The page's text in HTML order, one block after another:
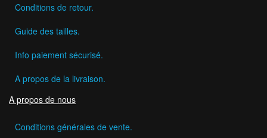
Conditions de retour.
Guide des tailles.
Info paiement sécurisé.
A propos de la livraison.
A propos de nous
Conditions générales de vente.